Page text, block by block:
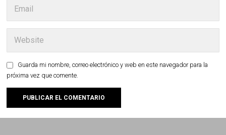
Guarda mi nombre, correo electrónico y web en este navegador para la
próxima vez que comente.